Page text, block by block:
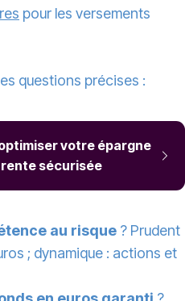
pour les versements
questions précises :
votre épargne
sécurisée
au risque ? Prudent
; dynamique : actions et